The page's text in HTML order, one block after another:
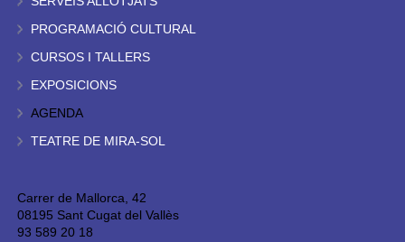
PROGRAMACIÓ CULTURAL
CURSOS I TALLERS
EXPOSICIONS
AGENDA
TEATRE DE MIRA-SOL
Carrer de Mallorca, 42
08195 Sant Cugat del Vallès
93 589 20 18